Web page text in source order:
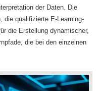
der Daten. Die
die qualifizierte E-Learning-
die Erstellung dynamischer,
die bei den einzelnen